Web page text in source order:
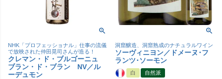
NHK「プロフェッショナル」仕事の流儀
で放映された仲田晃司さんが造る！
クレマン・ド・ブルゴーニュ
ブラン・ド・ブラン NV／ル
ーデュモン
洞窟醸造、洞窟熟成のナチュラルワイン
ソーヴィニヨン／ドメーヌ･フ
ランツ･ソーモン
白
自然派